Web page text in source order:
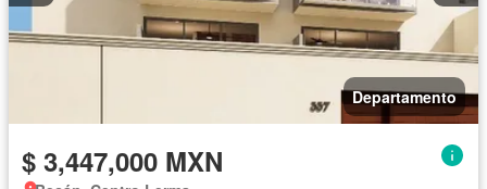
Departamento
$ 3,447,000 MXN